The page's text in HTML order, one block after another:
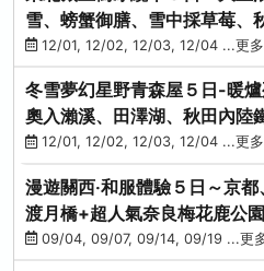
雪、螃蟹御膳、雪中採草莓、
理、松島遊船
12/01, 12/02, 12/03, 12/04 ...更
冬雪夢幻星野青森屋５日-暖爐
奧入瀨溪、田澤湖、秋田內陸
村(不進免稅店)
12/01, 12/02, 12/03, 12/04 ...更
漫遊關西‧和服體驗５日～京
渡月橋+超人氣奈良梅花鹿公
09/04, 09/07, 09/14, 09/19 ...更